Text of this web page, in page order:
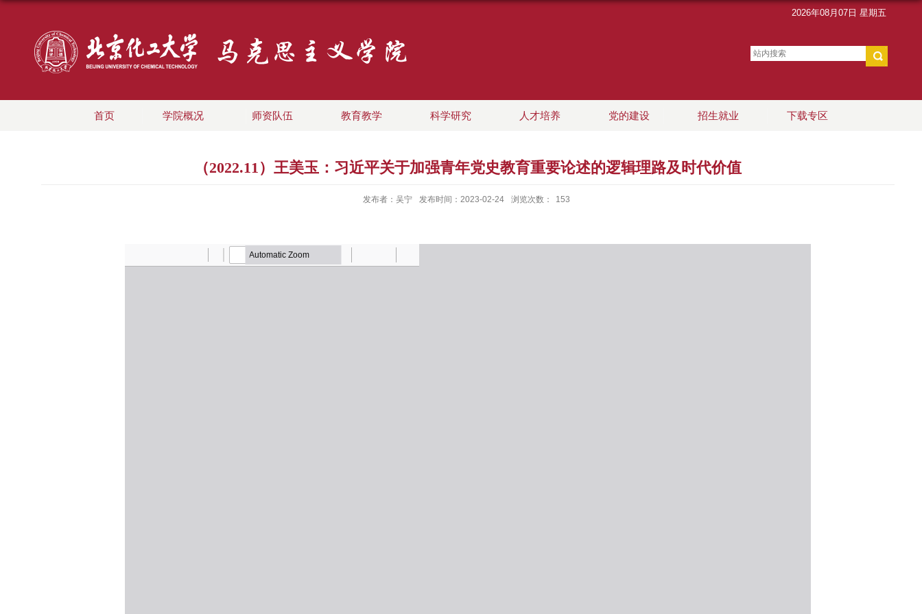
2026年08月07日 星期五
首页 学院概况 师资队伍 教育教学 科学研究 人才培养 党的建设 招生就业 下载专区
（2022.11）王美玉：习近平关于加强青年党史教育重要论述的逻辑理路及时代价值
发布者：吴宁 发布时间：2023-02-24 浏览次数： 153